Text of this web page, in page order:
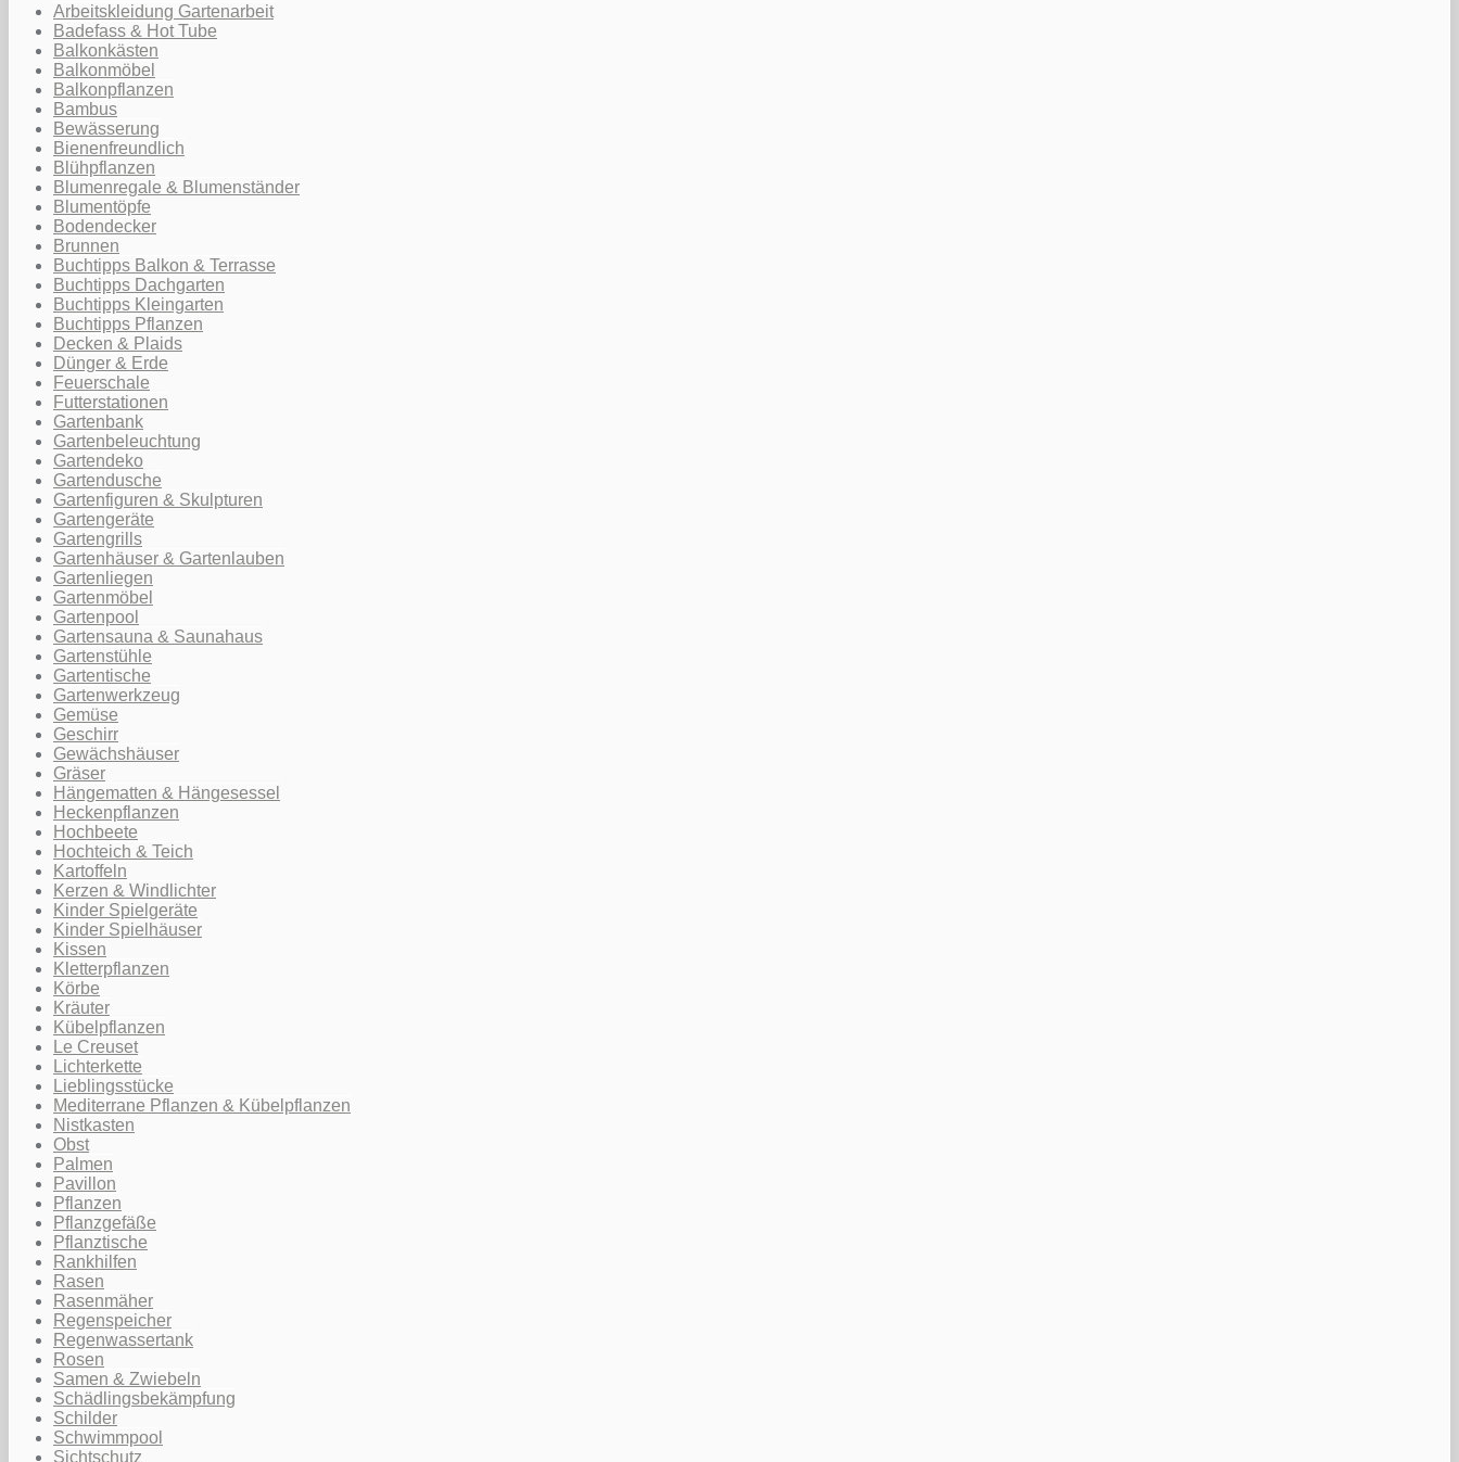
Arbeitskleidung Gartenarbeit
Badefass & Hot Tube
Balkonkästen
Balkonmöbel
Balkonpflanzen
Bambus
Bewässerung
Bienenfreundlich
Blühpflanzen
Blumenregale & Blumenständer
Blumentöpfe
Bodendecker
Brunnen
Buchtipps Balkon & Terrasse
Buchtipps Dachgarten
Buchtipps Kleingarten
Buchtipps Pflanzen
Decken & Plaids
Dünger & Erde
Feuerschale
Futterstationen
Gartenbank
Gartenbeleuchtung
Gartendeko
Gartendusche
Gartenfiguren & Skulpturen
Gartengeräte
Gartengrills
Gartenhäuser & Gartenlauben
Gartenliegen
Gartenmöbel
Gartenpool
Gartensauna & Saunahaus
Gartenstühle
Gartentische
Gartenwerkzeug
Gemüse
Geschirr
Gewächshäuser
Gräser
Hängematten & Hängesessel
Heckenpflanzen
Hochbeete
Hochteich & Teich
Kartoffeln
Kerzen & Windlichter
Kinder Spielgeräte
Kinder Spielhäuser
Kissen
Kletterpflanzen
Körbe
Kräuter
Kübelpflanzen
Le Creuset
Lichterkette
Lieblingsstücke
Mediterrane Pflanzen & Kübelpflanzen
Nistkasten
Obst
Palmen
Pavillon
Pflanzen
Pflanzgefäße
Pflanztische
Rankhilfen
Rasen
Rasenmäher
Regenspeicher
Regenwassertank
Rosen
Samen & Zwiebeln
Schädlingsbekämpfung
Schilder
Schwimmpool
Sichtschutz